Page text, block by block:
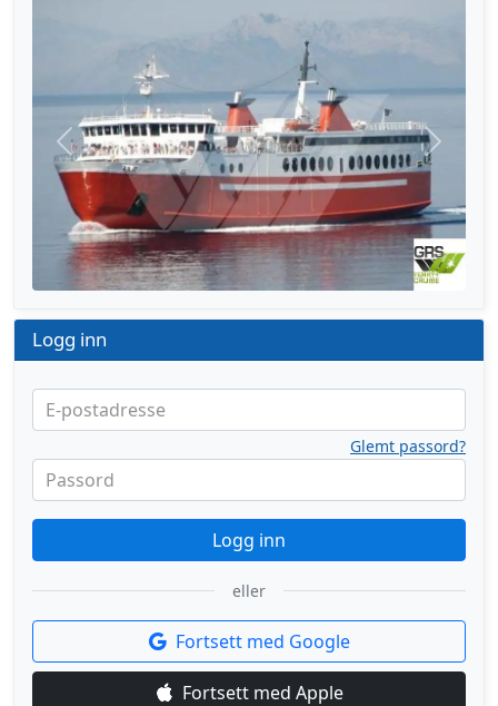
Forrige Neste
Logg inn
E-postadresse
Passord
Glemt passord?
Logg inn
eller
Fortsett med Google
Fortsett med Apple